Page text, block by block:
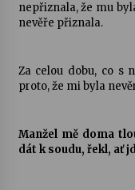
nepřiznala, že mu
nevěře přiznala.
Za celou dobu, co s
proto, že mi byla
Manžel mě doma
dát k soudu, řekl, ať